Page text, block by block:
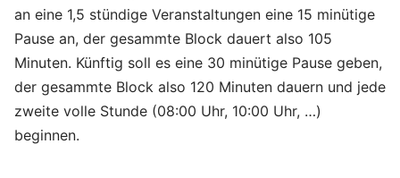
an eine 1,5 stündige Veranstaltungen eine 15 minütige
Pause an, der gesammte Block dauert also 105
Minuten. Künftig soll es eine 30 minütige Pause geben,
der gesammte Block also 120 Minuten dauern und jede
zweite volle Stunde (08:00 Uhr, 10:00 Uhr, …)
beginnen.